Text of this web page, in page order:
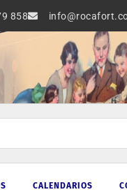
858
CALENDARIOS